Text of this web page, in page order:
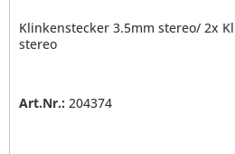
Klinkenstecker 3.5mm stereo/ 2x
stereo
Art.Nr.: 204374